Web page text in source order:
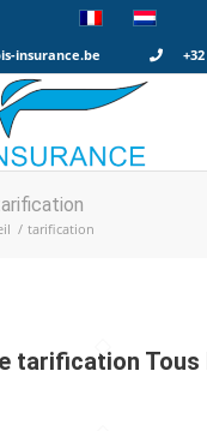
insurance.be
/ tarification
tarification Tous